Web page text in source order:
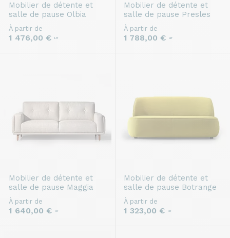
Mobilier de détente et
salle de pause Olbia
À partir de
1 476,00 € HT
Mobilier de détente et
salle de pause Presles
À partir de
1 788,00 € HT
Mobilier de détente et
salle de pause Maggia
À partir de
1 640,00 € HT
Mobilier de détente et
salle de pause Botrange
À partir de
1 323,00 € HT